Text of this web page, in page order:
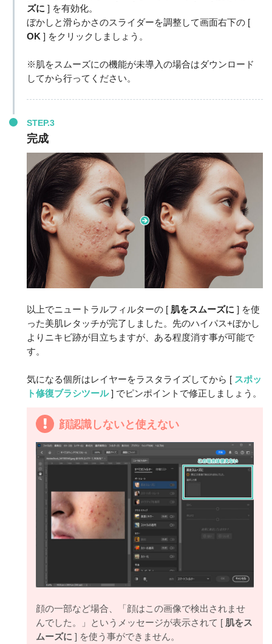
ズに ] を有効化。
ぼかしと滑らかさのスライダーを調整して画面右下の [
OK ] をクリックしましょう。
※肌をスムーズにの機能が未導入の場合はダウンロード
してから行ってください。
STEP.3
完成
以上でニュートラルフィルターの [ 肌をスムーズに] を使
った美肌レタッチが完了しました。先のハイパス+ぼかし
よりニキビ跡が目立ちますが、ある程度消す事が可能で
す。
気になる個所はレイヤーをラスタライズしてから [ スポッ
ト修復ブラシツール] でピンポイントで修正しましょう。
顔認識しないと使えない
顔の一部など場合、「顔はこの画像で検出されませ
んでした。」というメッセージが表示されて [ 肌をス
ムーズに ] を使う事ができません。